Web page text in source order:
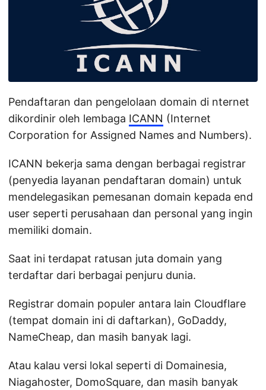
Pendaftaran dan pengelolaan domain di nternet
dikordinir oleh lembaga ICANN (Internet
Corporation for Assigned Names and Numbers).
ICANN bekerja sama dengan berbagai registrar
(penyedia layanan pendaftaran domain) untuk
mendelegasikan pemesanan domain kepada end
user seperti perusahaan dan personal yang ingin
memiliki domain.
Saat ini terdapat ratusan juta domain yang
terdaftar dari berbagai penjuru dunia.
Registrar domain populer antara lain Cloudflare
(tempat domain ini di daftarkan), GoDaddy,
NameCheap, dan masih banyak lagi.
Atau kalau versi lokal seperti di Domainesia,
Niagahoster, DomoSquare, dan masih banyak